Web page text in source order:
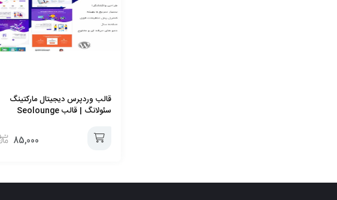
سبد
قالب وردپرس دیجیتال مارکتینگ
سئولانگ | قالب Seolounge
85,000